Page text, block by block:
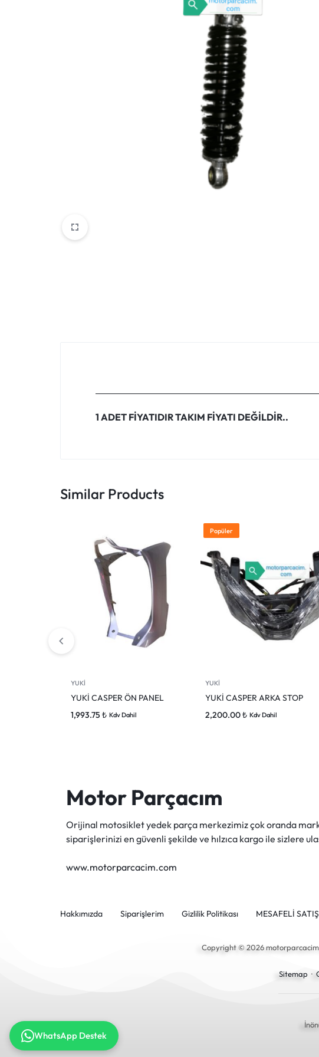
1 ADET FİYATIDIR TAKIM FİYATI DEĞİLDİR..
Similar Products
YUKİ
YUKİ CASPER ÖN PANEL
1,993.75 ₺ Kdv Dahil
Popüler
YUKİ
YUKİ CASPER ARKA STOP
2,200.00₺ Kdv Dahil
Motor Parçacım
Orijinal motosiklet yedek parça merkezimiz çok oranda
siparişlerinizi en güvenli şekilde ve hılzıca kargo ile sizlere
www.motorparcacim.com
Hakkımızda Siparişlerim Gizlilik Politikası MESAFELİ
Copyright © 2026
Sitemap ·
WhatsApp Destek